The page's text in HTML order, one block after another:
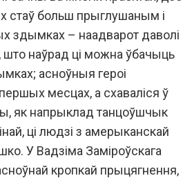
стаў больш прыглушаным і
здымках – наадварот даволі
што наўрад ці можна ўбачыць
асноўныя героі
месцах, а схаваліся ў
як напрыклад танцоўшчык
ці людзі з амерыканскай
У Вадзіма Заміроўскага
кропкай прыцягнення,